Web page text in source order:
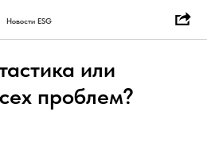
Новости ESG
или
проблем?